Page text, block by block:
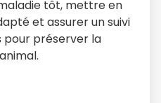
tôt, mettre en
et assurer un suivi
pour préserver la